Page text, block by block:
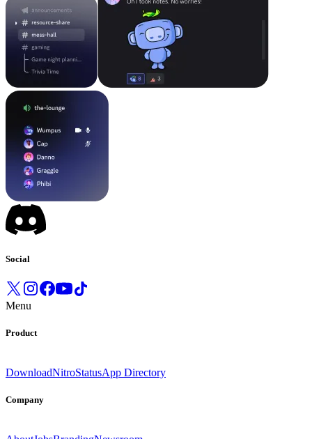
Social
Menu
Product
DownloadNitroStatusApp Directory
Company